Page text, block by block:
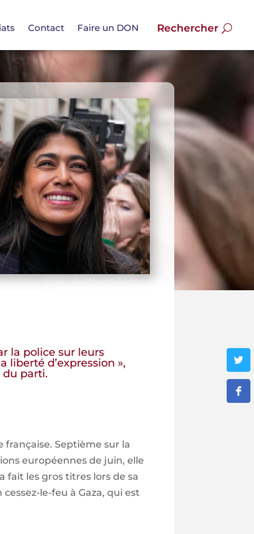
Contact Faire un DON
la police sur leurs
liberté d’expression »,
du parti.
française. Septième sur la
européennes de juin, elle
fait les gros titres lors de sa
le-feu à Gaza, qui est